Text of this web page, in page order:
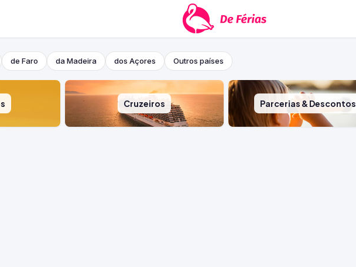
de Faro da Madeira dos Açores Outros países
Cruzeiros Parcerias & Descontos